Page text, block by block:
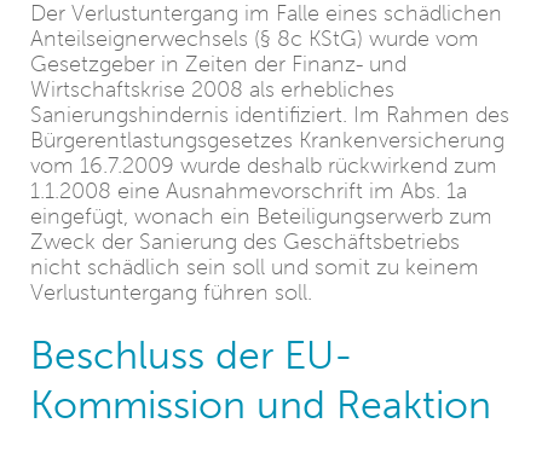
Der Verlustuntergang im Falle eines schädlichen
Anteilseignerwechsels (§ 8c KStG) wurde vom
Gesetzgeber in Zeiten der Finanz- und
Wirtschaftskrise 2008 als erhebliches
Sanierungshindernis identifiziert. Im Rahmen des
Bürgerentlastungsgesetzes Krankenversicherung
vom 16.7.2009 wurde deshalb rückwirkend zum
1.1.2008 eine Ausnahmevorschrift im Abs. 1a
eingefügt, wonach ein Beteiligungserwerb zum
Zweck der Sanierung des Geschäftsbetriebs
nicht schädlich sein soll und somit zu keinem
Verlustuntergang führen soll.
Beschluss der EU-
Kommission und Reaktion